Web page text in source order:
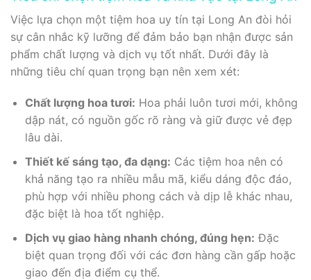
Việc lựa chọn một tiệm hoa uy tín tại Long An đòi hỏi
sự cân nhắc kỹ lưỡng để đảm bảo bạn nhận được sản
phẩm chất lượng và dịch vụ tốt nhất. Dưới đây là
những tiêu chí quan trọng bạn nên xem xét:
Chất lượng hoa tươi: Hoa phải luôn tươi mới, không
dập nát, có nguồn gốc rõ ràng và giữ được vẻ đẹp
lâu dài.
Thiết kế sáng tạo, đa dạng: Các tiệm hoa nên có
khả năng tạo ra nhiều mẫu mã, kiểu dáng độc đáo,
phù hợp với nhiều phong cách và dịp lễ khác nhau,
đặc biệt là hoa tốt nghiệp.
Dịch vụ giao hàng nhanh chóng, đúng hẹn: Đặc
biệt quan trọng đối với các đơn hàng cần gấp hoặc
giao đến địa điểm cụ thể.